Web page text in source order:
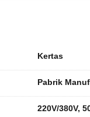
Kertas
Pabrik
220V/380V,